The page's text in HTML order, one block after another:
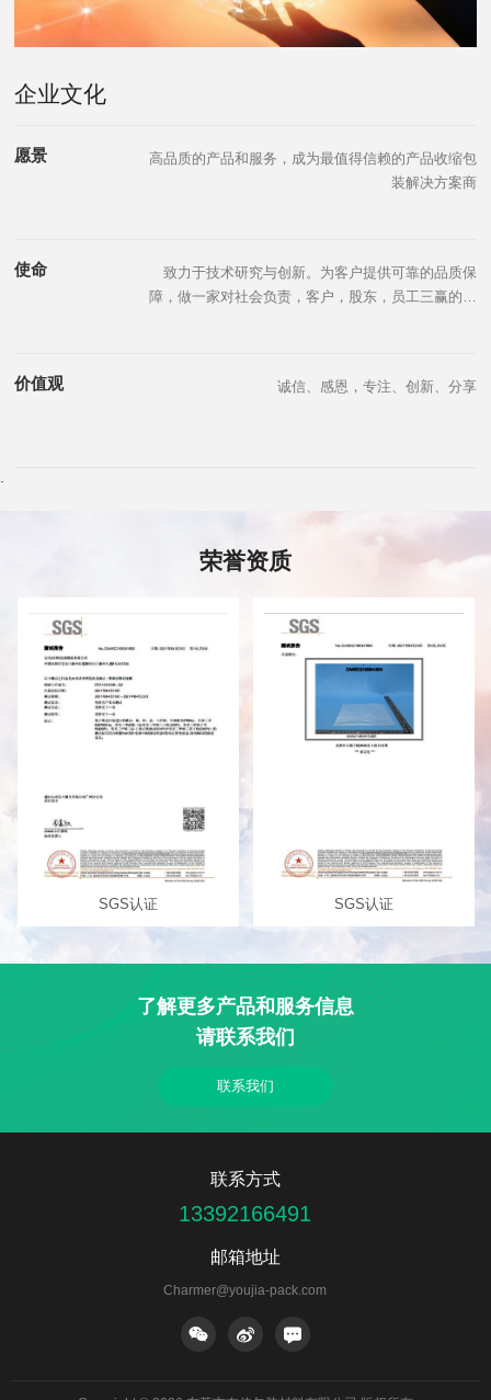
企业文化
愿景
高品质的产品和服务，成为最值得信赖的产品收缩包
装解决方案商
使命
致力于技术研究与创新。为客户提供可靠的品质保
障，做一家对社会负责，客户，股东，员工三赢的企
价值观 诚信、感恩，专注、创新、分享
.
荣誉资质
SGS认证 SGS认证
了解更多产品和服务信息
请联系我们
联系我们
联系方式
13392166491
邮箱地址
Charmer@youjia-pack.com